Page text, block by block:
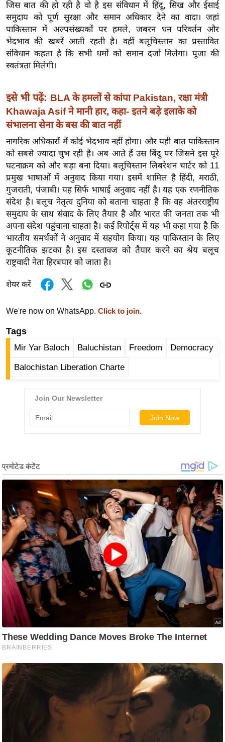
ग
त
ऑ
टो
व
न्यू
ज
ब्री
फ
म
नो
रं
ज
न
ज
ग
त
बॉ
ली
हॉ
वु
ड
फि
a
k
n
g
N
e
w
s
ला
इ
फ
स्टा
इ
टे
क्नॉ
जिस बात की हो रही है वो है इस संविधान में हिंदू, सिख और ईसाई
समुदाय को पूर्ण सुरक्षा और समान अधिकार देने का वादा। जहां
पाकिस्तान में अल्पसंख्यकों पर हमले, जबरन धन परिवर्तन और
भेदभाव की खबरें आती रहती है। वहीं बलूचिस्तान का प्रस्तावित
संविधान कहता है कि सभी धर्मों को समान दर्जा मिलेगा। पूजा की
स्वतंत्रता मिलेगी।
इसे भी पढ़ें: BLA के हमलों से कांपा Pakistan, रक्षा मंत्री
Khawaja Asif ने मानी हार, कहा- इतने बड़े इलाके को
संभालना सेना के बस की बात नहीं
नागरिक अधिकारों में कोई भेदभाव नहीं होगा। और यही बात पाकिस्तान
को सबसे ज्यादा चुभ रही है। अब आते हैं उस बिंदु पर जिसने इस पूरे
घटनाक्रम को और बड़ा बना दिया। बलूचिस्तान लिबरेशन चार्टर को 11
प्रमुख भाषाओं में अनुवाद किया गया। इसमें शामिल है हिंदी, मराठी,
गुजराती, पंजाबी। यह सिर्फ भाषाई अनुवाद नहीं है। यह एक रणनीतिक
संदेश है। बलूच नेतृत्व दुनिया को बताना चाहता है कि वह अंतरराष्ट्रीय
समुदाय के साथ संवाद के लिए तैयार है और भारत की जनता तक भी
अपना संदेश पहुंचाना चाहता है। कई रिपोर्ट्स में यह भी कहा गया है कि
भारतीय समर्थकों ने अनुवाद में सहयोग किया। यह पाकिस्तान के लिए
कूटनीतिक झटका है। इस दस्तावज को तैयार करने का श्रेय बलूच
राष्ट्रवादी नेता हिरबयार को जाता है।
शेयर करें
We're now on WhatsApp. Click to join.
Tags
Mir Yar Baloch Baluchistan Freedom Democracy
Balochistan Liberation Charte